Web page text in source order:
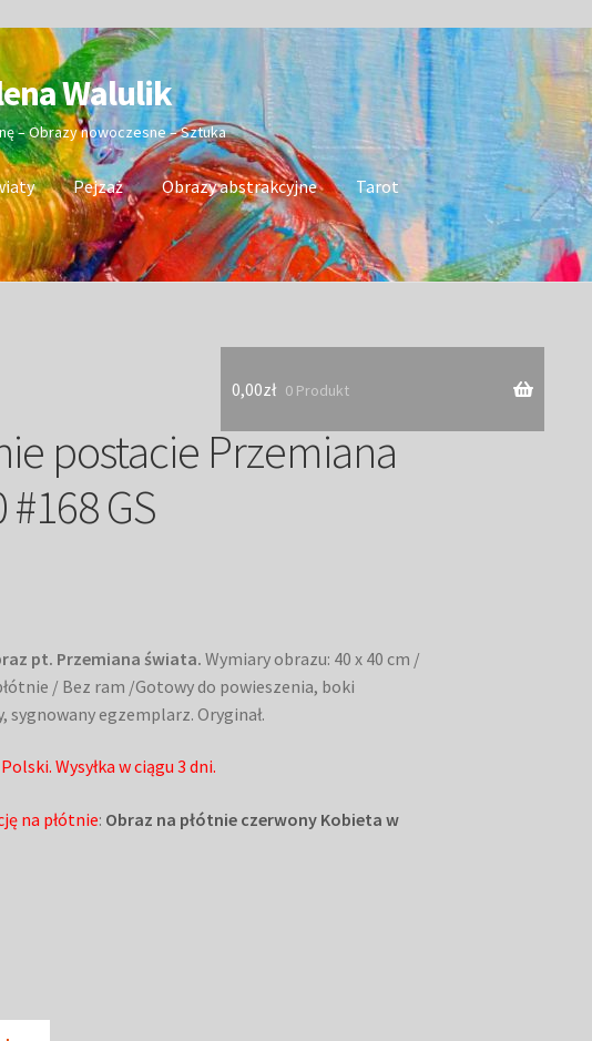
Walulik
– Obrazy nowoczesne – Sztuka
Pejzaż Obrazy abstrakcyjne
Tarot
0,00zł 0 Produkt
postacie Przemiana
GS
pt. Przemiana świata. Wymiary obrazu: 40 x 40 cm /
/ Bez ram /Gotowy do powieszenia, boki
sygnowany egzemplarz. Oryginał.
Wysyłka w ciągu 3 dni.
na płótnie: Obraz na płótnie czerwony Kobieta w